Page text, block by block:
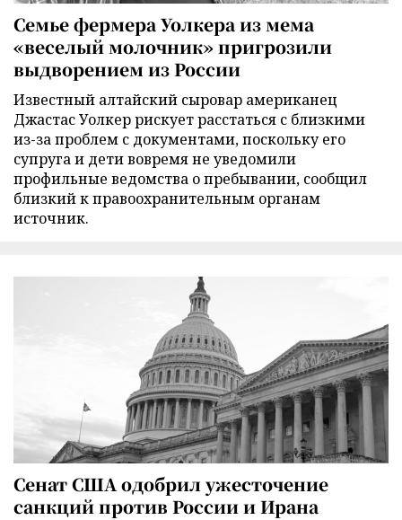
Семье фермера Уолкера из мема
«веселый молочник» пригрозили
выдворением из России
Известный алтайский сыровар американец
Джастас Уолкер рискует расстаться с близкими
из-за проблем с документами, поскольку его
супруга и дети вовремя не уведомили
профильные ведомства о пребывании, сообщил
близкий к правоохранительным органам
источник.
Сенат США одобрил ужесточение
санкций против России и Ирана